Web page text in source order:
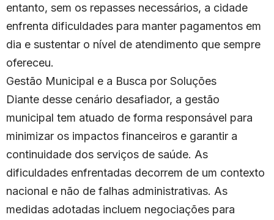
entanto, sem os repasses necessários, a cidade
enfrenta dificuldades para manter pagamentos em
dia e sustentar o nível de atendimento que sempre
ofereceu.
Gestão Municipal e a Busca por Soluções
Diante desse cenário desafiador, a gestão
municipal tem atuado de forma responsável para
minimizar os impactos financeiros e garantir a
continuidade dos serviços de saúde. As
dificuldades enfrentadas decorrem de um contexto
nacional e não de falhas administrativas. As
medidas adotadas incluem negociações para